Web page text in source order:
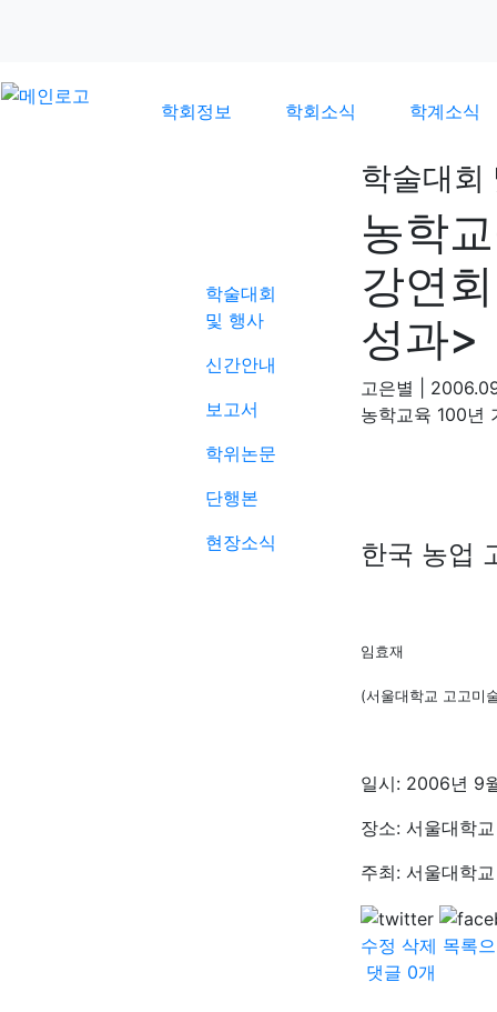
학회정보 학회소식 학계소식
학술대회
및 행사
신간안내
보고서
학위논문
단행본
현장소식
학술대회
농학
강연
성과>
고은별
농학교육 100년
한국 농업
임효재
(서울대학교 고고미
일시: 2006년 9
장소: 서울대학
주최: 서울대학
수정 삭제 목록
댓글 0개